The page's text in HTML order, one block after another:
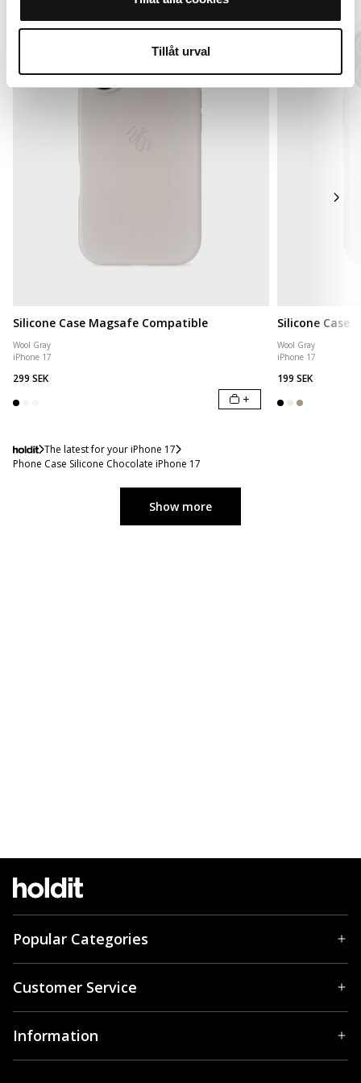
Tillåt urval
Silicone Case Magsafe Compatible
Wool Gray
iPhone 17
299 SEK
+
Silicone Case
Wool Gray
iPhone 17
199 SEK
The latest for your iPhone 17
Phone Case Silicone Chocolate iPhone 17
Show more
Popular Categories
Customer Service
Information